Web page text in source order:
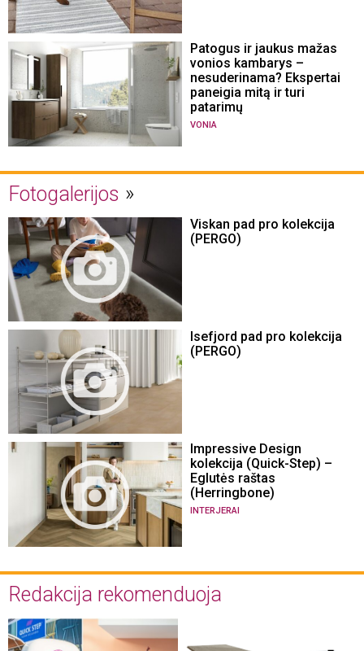
Patogus ir jaukus mažas
vonios kambarys –
nesuderinama? Ekspertai
paneigia mitą ir turi
patarimų
VONIA
Fotogalerijos
Viskan pad pro kolekcija
(PERGO)
Isefjord pad pro kolekcija
(PERGO)
Impressive Design
kolekcija (Quick-Step) –
Eglutės raštas
(Herringbone)
INTERJERAI
Redakcija rekomenduoja